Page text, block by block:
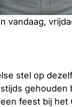
vandaag,
stel op
gehouden
feest bij het